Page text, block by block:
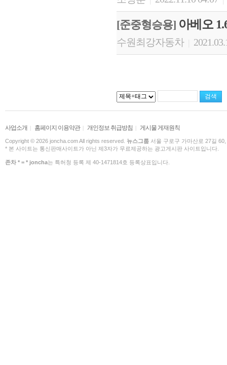
[준중형승용] 아베오
수원최강자동차
사업소개 | 홈페이지 이용약관| 개인정보 취급방침 | 게시물 게재원칙
Copyright © 2026 joncha.com All rights reserved. 뉴스그룹 서울 구로구 가마산로 27길
* 본 사이트는 통신판매사이트가 아닌 제3자가 무료제공하는 광고게시판 사이트입니다.
존차 * = * joncha는 특허청 등록 제 40-1471814호 등록상표입니다.